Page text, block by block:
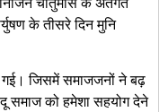
के तीसरे दिन मुनि
गई। जिसमें समाजजनों ने बढ़
समाज को हमेशा सहयोग देने